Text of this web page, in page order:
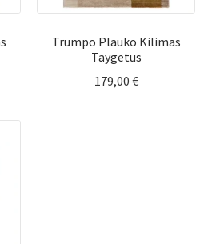
€
Trumpo Plauko Kilimas
Taygetus
179,00 €